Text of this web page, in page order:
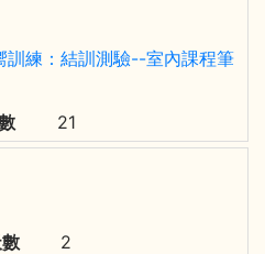
訓練：結訓測驗--室內課程筆
21
2